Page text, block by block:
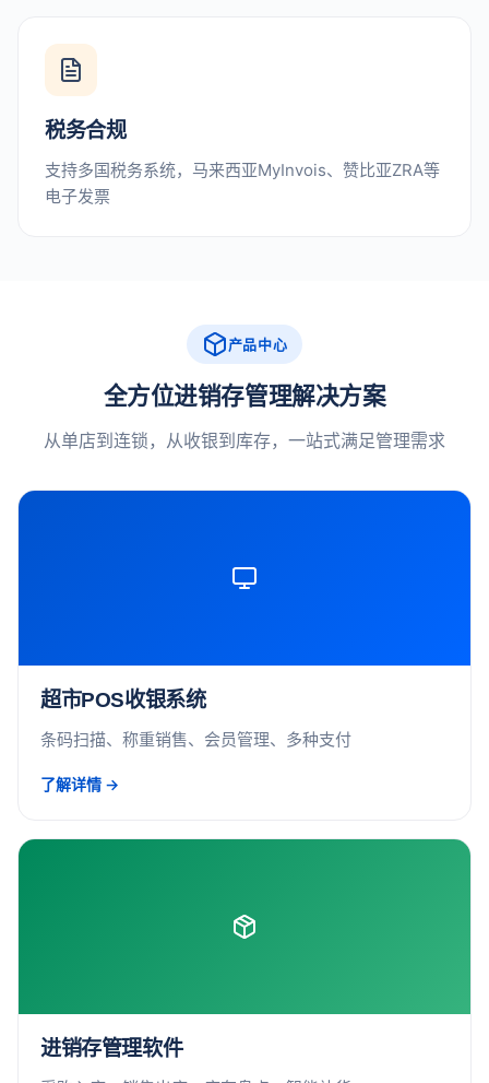
税务合规
支持多国税务系统，马来西亚MyInvois、赞比亚ZRA等
电子发票
产品中心
全方位进销存管理解决方案
从单店到连锁，从收银到库存，一站式满足管理需求
超市POS收银系统
条码扫描、称重销售、会员管理、多种支付
了解详情 →
进销存管理软件